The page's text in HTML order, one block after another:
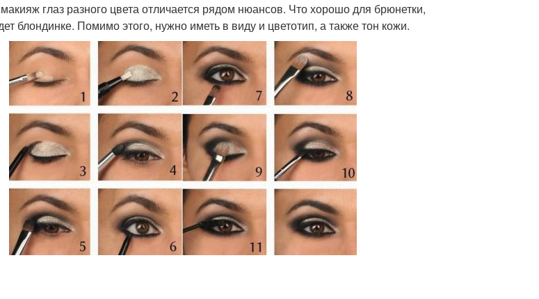
глаз разного цвета отличается рядом нюансов. Что хорошо для брюнетки,
блондинке. Помимо этого, нужно иметь в виду и цветотип, а также тон кожи.